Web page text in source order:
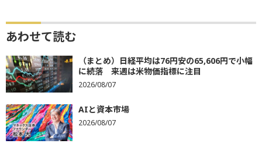
あわせて読む
（まとめ）日経平均は76円安の65,606円で小幅
に続落 来週は米物価指標に注目
2026/08/07
AIと資本市場
2026/08/07